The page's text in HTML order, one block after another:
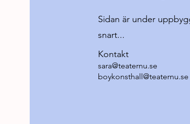
Sidan är under
snart...
Kontakt
sara@teaternu.se
boykonsthall@teaternu.se